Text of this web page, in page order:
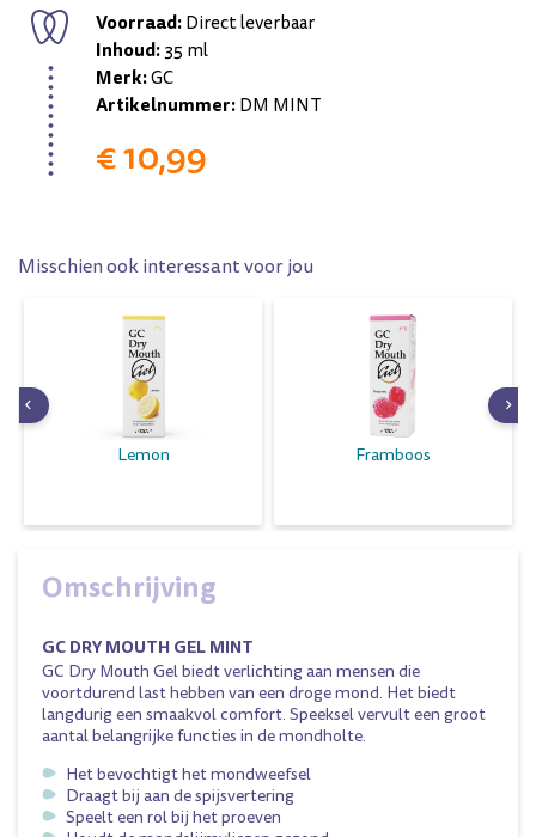
Voorraad:Direct leverbaar
Inhoud:35 ml
Merk:GC
Artikelnummer:DM MINT
€ 10,99
Misschien ook interessant voor jou
Lemon Framboos
Omschrijving
GC DRY MOUTH GEL MINT
GC Dry Mouth Gel biedt verlichting aan mensen die
voortdurend last hebben van een droge mond. Het biedt
langdurig een smaakvol comfort. Speeksel vervult een groot
aantal belangrijke functies in de mondholte.
Het bevochtigt het mondweefsel
Draagt bij aan de spijsvertering
Speelt een rol bij het proeven